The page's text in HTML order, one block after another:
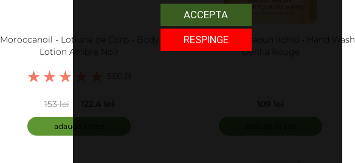
Moroccanoil - Lotiune de Corp - Body
Lotion Ambre Noir
153 lei
adaugă în coș
Moroccanoil - Sapun lichid - Hand Wash
Dahlia Rouge
ACCEPTA
RESPINGE